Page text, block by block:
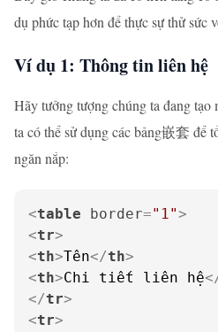
dụ phức tạp hơn để thực sự thử sức
Ví dụ 1: Thông tin liên hệ
Hãy tưởng tượng chúng ta đang tạo
ta có thể sử dụng các bảng嵌套 để
ngăn nắp:
<table border="1">
<tr>
<th>Tên</th>
<th>Chi tiết liên hệ
</tr>
<tr>